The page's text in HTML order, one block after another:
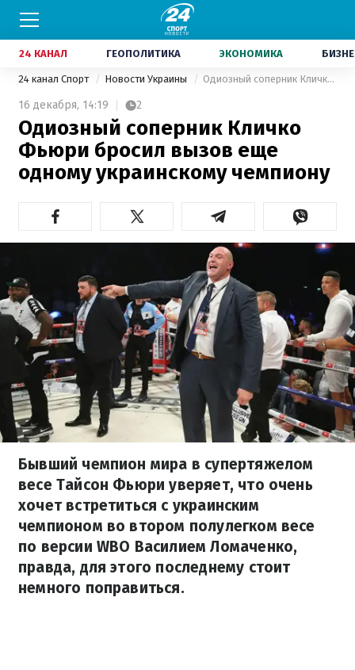
24 КАНАЛ ГЕОПОЛИТИКА ЭКОНОМИКА
24 канал Спорт Новости Украины Одиозный соперник Кличко Фьюри бросил вызов еще одному украинскому чемпиону
16 декабря, 14:19 2
Одиозный соперник Кличко
Фьюри бросил вызов еще
одному украинскому чемпиону
Бывший чемпион мира в супертяжелом
весе Тайсон Фьюри уверяет, что очень
хочет встретиться с украинским
чемпионом во втором полулегком весе
по версии WBO Василием Ломаченко,
правда, для этого последнему стоит
немного поправиться.